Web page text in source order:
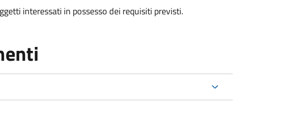
interessati in possesso dei requisiti previsti.